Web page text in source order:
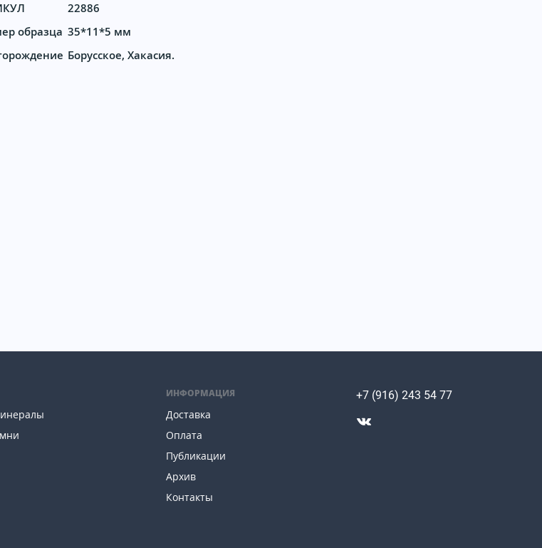
22886
образца 35*11*5 мм
Борусское, Хакасия.
ИНФОРМАЦИЯ
Доставка
Оплата
Публикации
Архив
Контакты
+7 (916) 243 54 77